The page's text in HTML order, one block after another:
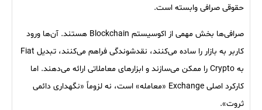
حقوقی صرافی وابسته است.
صرافی‌ها بخش مهمی از اکوسیستم Blockchain هستند. آن‌ها ورود
کاربر به بازار را ساده می‌کنند، نقدشوندگی فراهم می‌کنند، تبدیل Fiat
به Crypto را ممکن می‌سازند و ابزارهای معاملاتی ارائه می‌دهند. اما
کارکرد اصلی Exchange «معامله» است، نه لزوماً «نگهداری دائمی
ثروت».